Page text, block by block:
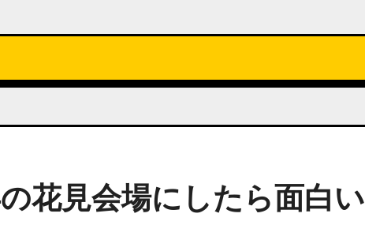
花見会場にしたら面白い